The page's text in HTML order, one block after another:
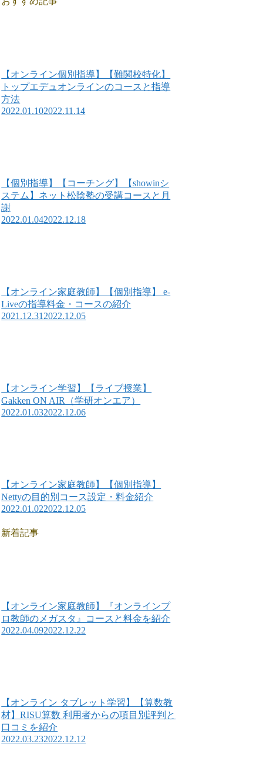
【オンライン個別指導】【難関校特化】
トップエデュオンラインのコースと指導
方法
2022.01.102022.11.14
【個別指導】【コーチング】【showinシ
ステム】ネット松陰塾の受講コースと月
謝
2022.01.042022.12.18
【オンライン家庭教師】【個別指導】 e-
Liveの指導料金・コースの紹介
2021.12.31 2022.12.05
【オンライン学習】【ライブ授業】
Gakken ON AIR（学研オンエア）
2022.01.032022.12.06
【オンライン家庭教師】【個別指導】
Nettyの目的別コース設定・料金紹介
2022.01.022022.12.05
新着記事
【オンライン家庭教師】『オンラインプ
ロ教師のメガスタ』コースと料金を紹介
2022.04.092022.12.22
【オンライン タブレット学習】【算数教
材】RISU算数 利用者からの項目別評判と
口コミを紹介
2022.03.232022.12.12